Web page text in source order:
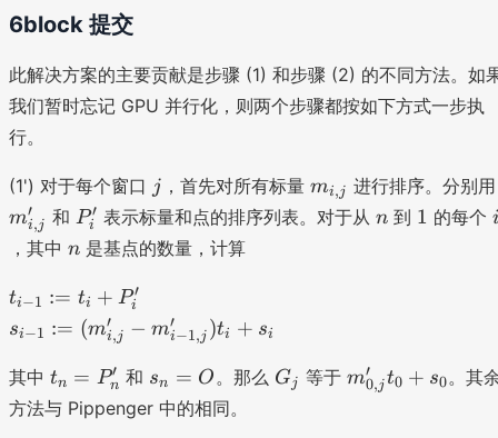
B
_
{j
,
m
6block 提交
此解决方案的主要贡献是步骤 (1) 和步骤 (2) 的不同方法。如
我们暂时忘记 GPU 并行化，则两个步骤都按如下方式一步执
行。
(1') 对于每个窗口 jj ，首先对所有标量m
_
mi,j 进行排序。分别用
mi,j
′ 和 P
'
_
i
Pi
′ 表示标量和点的排序列表。对于从 n
n到 1
1 的每个 i
，其中 n
n 是基点的数量，计算
t
_
{i
-
1
}
ti−1 := ti + Pi
′
s
{i
-
si−1 := (mi,j
′ − mi−1,j
′ )ti + si
其中 t
_
n
tn = Pn
′ 和 s
_
sn = O 。那么 G
Gj 等于 m
m0,j
′ t0 + s0。其
方法与 Pippenger 中的相同。